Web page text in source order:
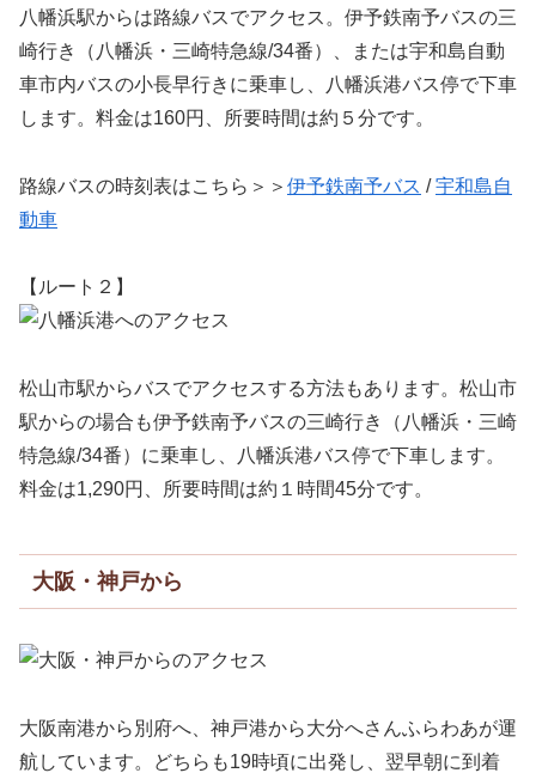
八幡浜駅からは路線バスでアクセス。伊予鉄南予バスの三
崎行き（八幡浜・三崎特急線/34番）、または宇和島自動
車市内バスの小長早行きに乗車し、八幡浜港バス停で下車
します。料金は160円、所要時間は約５分です。
路線バスの時刻表はこちら＞＞ 伊予鉄南予バス /宇和島自
動車
【ルート２】
松山市駅からバスでアクセスする方法もあります。松山市
駅からの場合も伊予鉄南予バスの三崎行き（八幡浜・三崎
特急線/34番）に乗車し、八幡浜港バス停で下車します。
料金は1,290円、所要時間は約１時間45分です。
大阪・神戸から
大阪南港から別府へ、神戸港から大分へさんふらわあが運
航しています。どちらも19時頃に出発し、翌早朝に到着